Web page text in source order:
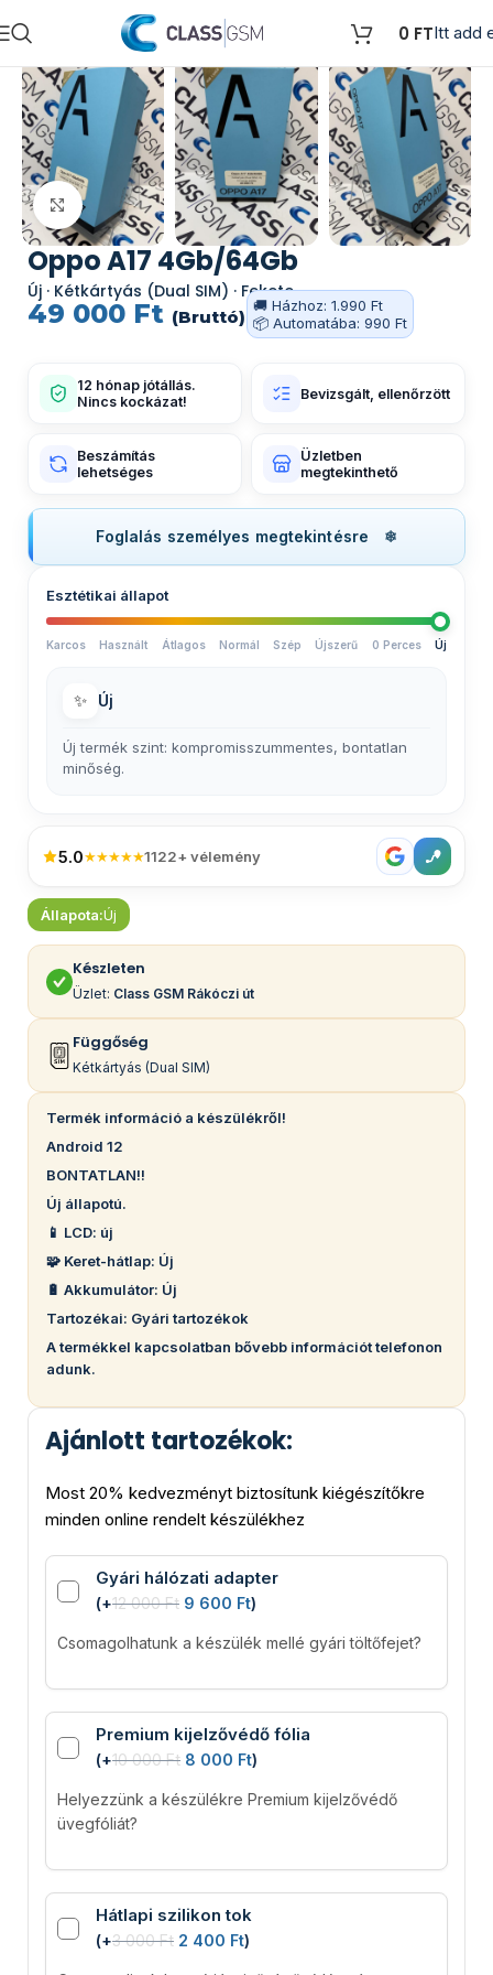
0 FTItt add
Kattints a nagyításhoz
Oppo A17 4Gb/64Gb
Új · Kétkártyás (Dual SIM) · Fekete
49 000 Ft (Bruttó)
🚚 Házhoz: 1.990 Ft
📦 Automatába: 990 Ft
12 hónap jótállás.
Nincs kockázat!
Bevizsgált, ellenőrzött
Beszámítás
lehetséges
Üzletben
megtekinthető
Foglalás személyes megtekintésre
Esztétikai állapot
Karcos Használt Átlagos Normál Szép Újszerű 0 Perces Új
✨ Új
Új termék szint: kompromisszummentes, bontatlan
minőség.
5.0★★★★★1122+ vélemény
Állapota:Új
Készleten
Üzlet: Class GSM Rákóczi út
Függőség
Kétkártyás (Dual SIM)
Termék információ a készülékről!
Android 12
BONTATLAN!!
Új állapotú.
📱 LCD: új
🧩 Keret-hátlap: Új
🔋 Akkumulátor: Új
Tartozékai: Gyári tartozékok
A termékkel kapcsolatban bővebb információt telefonon
adunk.
Ajánlott tartozékok:
Most 20% kedvezményt biztosítunk kiégészítőkre
minden online rendelt készülékhez
Gyári hálózati adapter
(+12 000Ft 9 600 Ft)
Csomagolhatunk a készülék mellé gyári töltőfejet?
Premium kijelzővédő fólia
(+10 000Ft 8 000 Ft)
Helyezzünk a készülékre Premium kijelzővédő
üvegfóliát?
Hátlapi szilikon tok
(+3 000Ft 2 400 Ft)